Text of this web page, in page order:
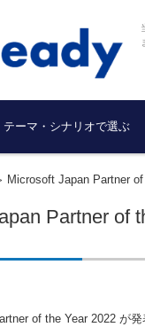
テーマ・シナリオで選ぶ
Microsoft Japan Partner
Partner of
of the Year 2022 が発